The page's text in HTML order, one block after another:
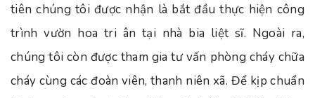
tiên chúng tôi được nhận là bắt đầu thực hiện công
trình vườn hoa tri ân tại nhà bia liệt sĩ. Ngoài ra,
chúng tôi còn được tham gia tư vấn phòng cháy chữa
cháy cùng các đoàn viên, thanh niên xã. Để kịp chuẩn